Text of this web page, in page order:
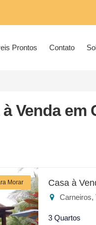
Prontos Contato
Venda em
Morar Casa à
Carneiros,
3 Quartos